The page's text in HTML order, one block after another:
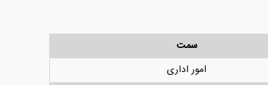
سمت
امور اداری